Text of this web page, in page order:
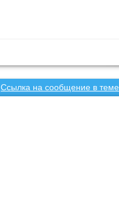
Ссылка на сообщение в теме